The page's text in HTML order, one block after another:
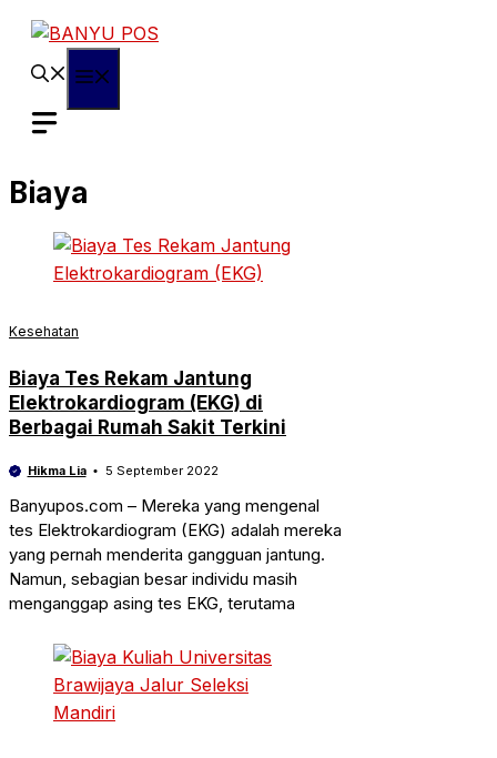
Skip
content
Biaya
Kesehatan
Biaya Tes Rekam Jantung
Elektrokardiogram (EKG) di
Berbagai Rumah Sakit Terkini
Hikma Lia 5 September 2022
Banyupos.com – Mereka yang mengenal
tes Elektrokardiogram (EKG) adalah mereka
yang pernah menderita gangguan jantung.
Namun, sebagian besar individu masih
menganggap asing tes EKG, terutama